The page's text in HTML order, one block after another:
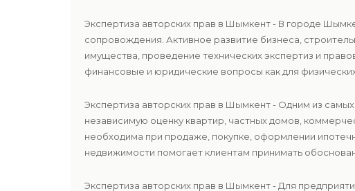
Экспертиза авторских прав в Шымкент - В городе
сопровождения. Активное развитие бизнеса,
имущества, проведение технических экспертиз и
финансовые и юридические вопросы как для
Экспертиза авторских прав в Шымкент - Одним из
независимую оценку квартир, частных домов,
необходима при продаже, покупке, оформлении
недвижимости помогает клиентам принимать
Экспертиза авторских прав в Шымкент - Для